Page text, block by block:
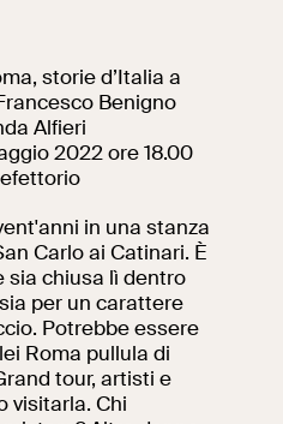
Al centro di Roma
storie d’Italia a
Benigno
Alfieri
2022 ore 18.00
in una stanza
Carlo ai Catinari. È
sia chiusa lì dentro
per un carattere
Potrebbe essere
Roma pullula di
tour, artisti e
visitarla. Chi